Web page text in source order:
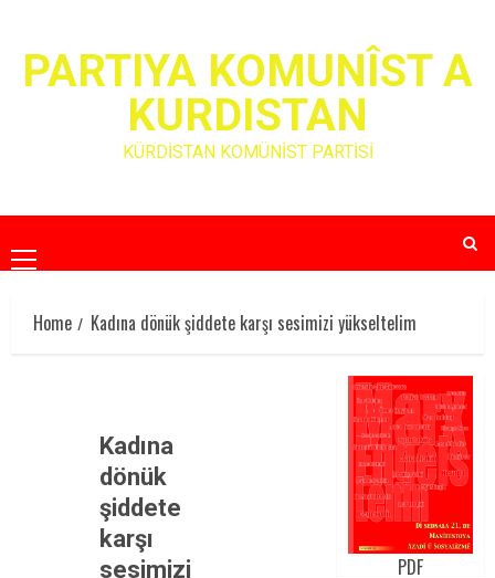
contentPARTIYA KOMUNÎST A
KURDISTAN
KÜRDİSTAN KOMÜNİST PARTİSİ
Primary
Menu
Home
Kadına dönük şiddete karşı sesimizi yükseltelim
Kadına
dönük
şiddete
karşı
sesimizi
PDF